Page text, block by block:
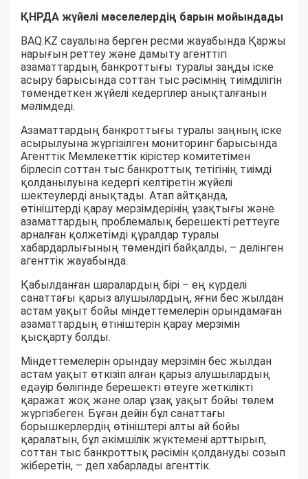
ҚНРДА жүйелі мәселелердің барын мойындады
BAQ.KZ сауалына берген ресми жауабында Қаржы
нарығын реттеу және дамыту агенттігі
азаматтардың банкроттығы туралы заңды іске
асыру барысында соттан тыс рәсімнің тиімділігін
төмендеткен жүйелі кедергілер анықталғанын
мәлімдеді.
Азаматтардың банкроттығы туралы заңның іске
асырылуына жүргізілген мониторинг барысында
Агенттік Мемлекеттік кірістер комитетімен
бірлесіп соттан тыс банкроттық тетігінің тиімді
қолданылуына кедергі келтіретін жүйелі
шектеулерді анықтады. Атап айтқанда,
өтініштерді қарау мерзімдерінің ұзақтығы және
азаматтардың проблемалық берешекті реттеуге
арналған қолжетімді құралдар туралы
хабардарлығының төмендігі байқалды, – делінген
агенттік жауабында.
Қабылданған шаралардың бірі – ең күрделі
санаттағы қарыз алушылардың, яғни бес жылдан
астам уақыт бойы міндеттемелерін орындамаған
азаматтардың өтініштерін қарау мерзімін
қысқарту болды.
Міндеттемелерін орындау мерзімін бес жылдан
астам уақыт өткізіп алған қарыз алушылардың
едәуір бөлігінде берешекті өтеуге жеткілікті
қаражат жоқ және олар ұзақ уақыт бойы төлем
жүргізбеген. Бұған дейін бұл санаттағы
борышкерлердің өтініштері алты ай бойы
қаралатын, бұл әкімшілік жүктемені арттырып,
соттан тыс банкроттық рәсімін қолдануды созып
жіберетін, – деп хабарлады агенттік.